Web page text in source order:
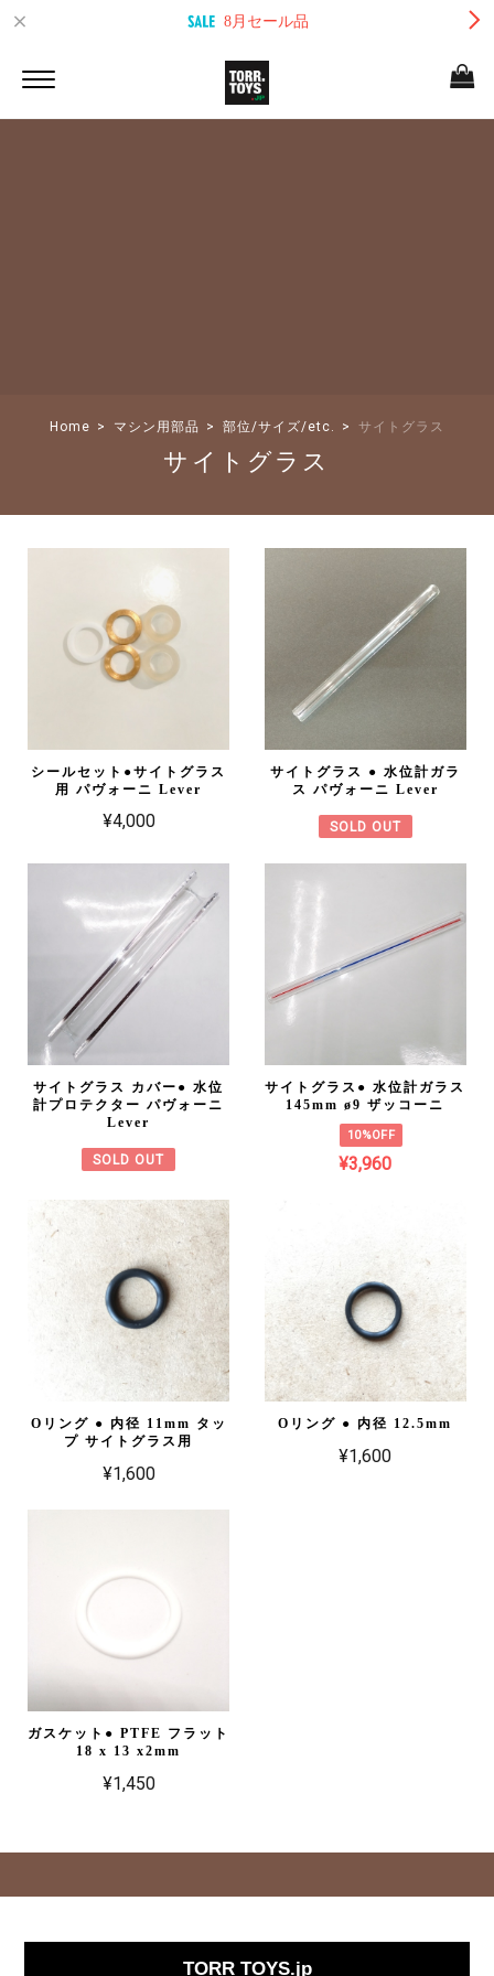
8月セール品
Home マシン用部品 部位/サイズ/etc. サイトグラス
サイトグラス
シールセット●サイトグラス
用 パヴォーニ Lever
¥4,000
サイトグラス ● 水位計ガラ
ス パヴォーニ Lever
SOLD OUT
サイトグラス カバー● 水位
計プロテクター パヴォーニ
Lever
SOLD OUT
サイトグラス● 水位計ガラス
145mm ø9 ザッコーニ
10%OFF
¥3,960
Oリング ● 内径 11mm タッ
プ サイトグラス用
¥1,600
Oリング ● 内径 12.5mm
¥1,600
ガスケット● PTFE フラット
18 x 13 x2mm
¥1,450
TORR TOYS.jp